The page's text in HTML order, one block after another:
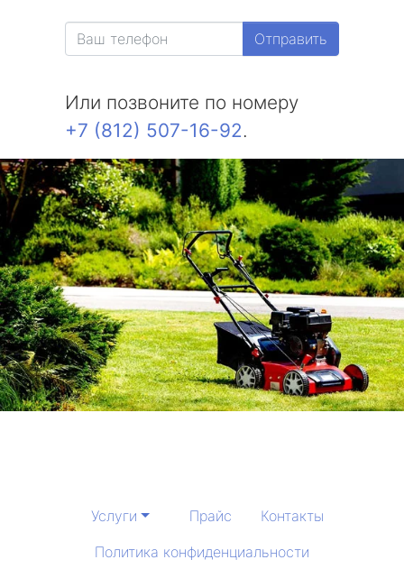
Отправить
Или позвоните по номеру
+7 (812) 507-16-92.
Услуги Прайс
Контакты
Политика конфиденциальности